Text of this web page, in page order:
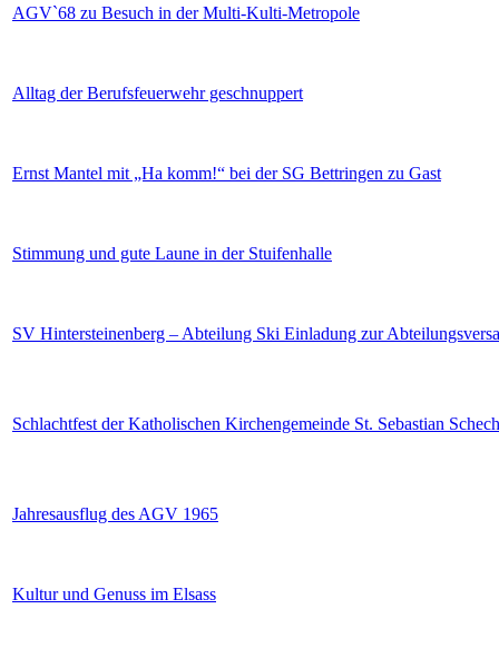
AGV`68 zu Besuch in der Multi-Kulti-Metropole
Alltag der Berufsfeuerwehr geschnuppert
Ernst Mantel mit „Ha komm!“ bei der SG Bettringen zu Gast
Stimmung und gute Laune in der Stuifenhalle
SV Hintersteinenberg – Abteilung Ski Einladung zur
Schlachtfest der Katholischen Kirchengemeinde St. Sebastian
Jahresausflug des AGV 1965
Kultur und Genuss im Elsass